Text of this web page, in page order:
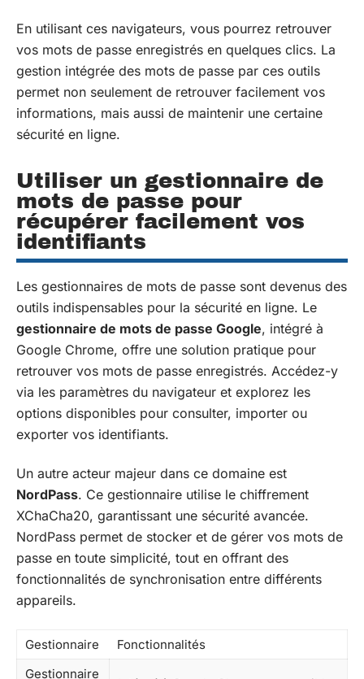
En utilisant ces navigateurs, vous pourrez retrouver
vos mots de passe enregistrés en quelques clics. La
gestion intégrée des mots de passe par ces outils
permet non seulement de retrouver facilement vos
informations, mais aussi de maintenir une certaine
sécurité en ligne.
Utiliser un gestionnaire de
mots de passe pour
récupérer facilement vos
identifiants
Les gestionnaires de mots de passe sont devenus des
outils indispensables pour la sécurité en ligne. Le
gestionnaire de mots de passe Google, intégré à
Google Chrome, offre une solution pratique pour
retrouver vos mots de passe enregistrés. Accédez-y
via les paramètres du navigateur et explorez les
options disponibles pour consulter, importer ou
exporter vos identifiants.
Un autre acteur majeur dans ce domaine est
NordPass. Ce gestionnaire utilise le chiffrement
XChaCha20, garantissant une sécurité avancée.
NordPass permet de stocker et de gérer vos mots de
passe en toute simplicité, tout en offrant des
fonctionnalités de synchronisation entre différents
appareils.
Gestionnaire
Fonctionnalités
Gestionnaire